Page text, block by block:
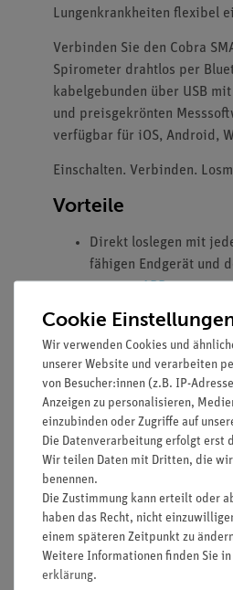
Lungenkrankheiten flexibel
Verbinden Sie den Cobra
Spirometer drahtlos per
kabelgebunden über USB
und preisgekrönten
verfügbar für iOS, Android,
Einschalten. Verbinden.
Vorteile
Direkt loslegen mit
fähigen Endgerät und
Powermanagement für
Unterrichtsstunden mit
Bis zu 200 Messwerte
garantieren Präzision.
Separat erhältliche
12936-10 sorgen für
hygienische Nutzung
Ausstattung und
Daten
Messkanal:
Cookie
Wir verwenden Cookies und
unserer Website und verarbeiten
von Besucher:innen (z.B. IP-
Anzeigen zu personalisieren,
einzubinden oder Zugriffe auf
Die Datenverarbeitung erfolgt erst
Wir teilen Daten mit Dritten, die
benennen.
Die Zustimmung kann erteilt oder
haben das Recht, nicht
einem späteren Zeitpunkt zu
Weitere Informationen finden Sie in
erklärung.